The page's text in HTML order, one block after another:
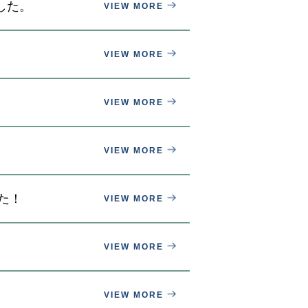
。 VIEW MORE
VIEW MORE
VIEW MORE
VIEW MORE
！ VIEW MORE
VIEW MORE
VIEW MORE